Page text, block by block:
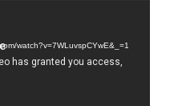
watch?v=7WLuvspCYwE&_=1